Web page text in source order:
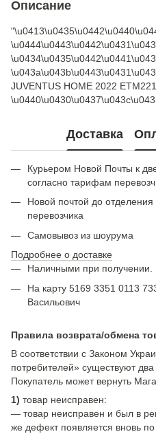
Описание
JUVENTUS HOME 2022
Доставка
Курьером Новой Почты к
согласно тарифам
Новой почтой до
перевозчика
Самовывоз из шоурума
Подробнее о доставке
Наличными при получении.
На карту 5169 3351 0113
Васильович
Правила возврата/обмена
В соответствии с Законом
потребителей» существуют два
Покупатель может вернуть
1) товар неисправен:
— товар неисправен и был в
же дефект появляется вновь